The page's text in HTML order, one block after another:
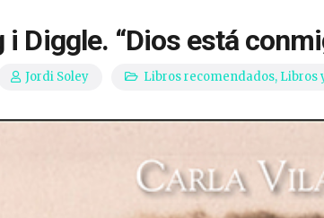
i Diggle. “Dios está
Jordi Soley Libros recomendados, Libros